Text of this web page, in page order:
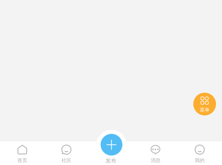

菜单

首页

社区

发布

消息

我的